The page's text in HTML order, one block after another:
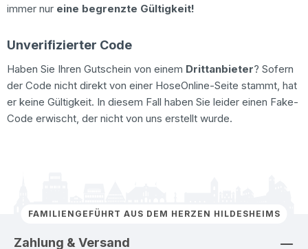
immer nur eine begrenzte Gültigkeit!
Unverifizierter Code
Haben Sie Ihren Gutschein von einem Drittanbieter? Sofern
der Code nicht direkt von einer HoseOnline-Seite stammt, hat
er keine Gültigkeit. In diesem Fall haben Sie leider einen Fake-
Code erwischt, der nicht von uns erstellt wurde.
FAMILIENGEFÜHRT AUS DEM HERZEN HILDESHEIMS
Zahlung & Versand